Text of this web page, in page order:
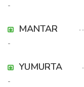
-
MANTAR
-
YUMURTA
-